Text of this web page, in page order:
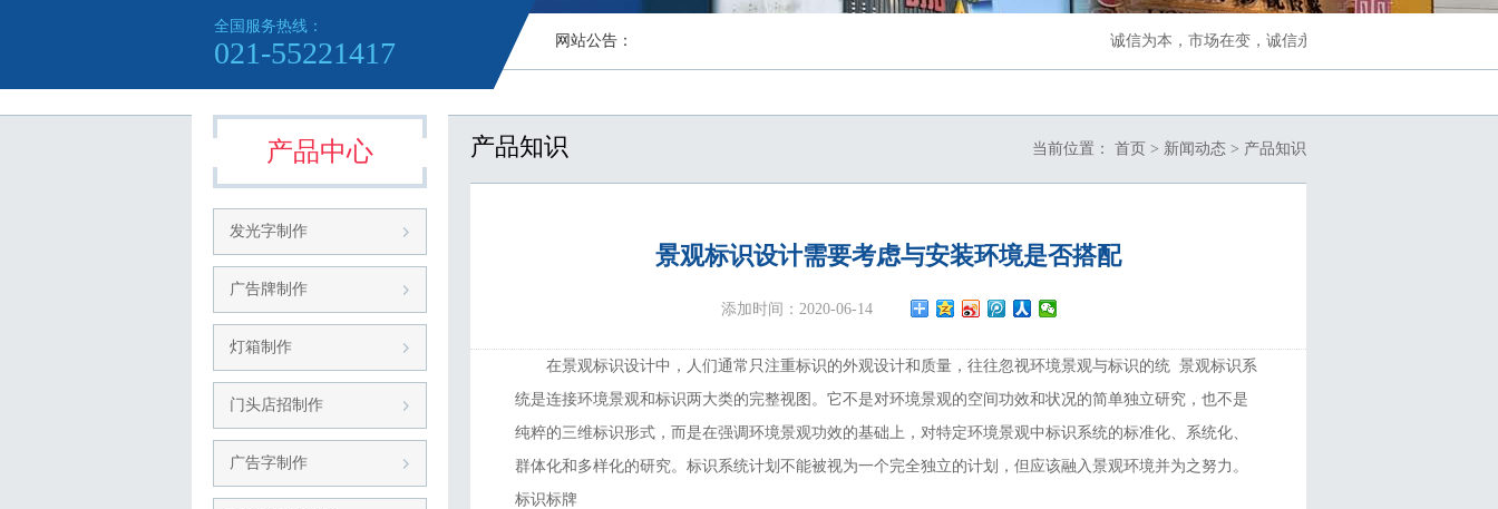
全国服务热线：
021-55221417 网站公告： 诚信为本，市场在变，诚信永远不变...
产品中心
发光字制作
广告牌制作
灯箱制作
门头店招制作
广告字制作
产品知识 当前位置： 首页 > 新闻动态 > 产品知识
景观标识设计需要考虑与安装环境是否搭配
添加时间：2020-06-14
在景观标识设计中，人们通常只注重标识的外观设计和质量，往往忽视环境景观与标识的统 景观标识系
统是连接环境景观和标识两大类的完整视图。它不是对环境景观的空间功效和状况的简单独立研究，也不是
纯粹的三维标识形式，而是在强调环境景观功效的基础上，对特定环境景观中标识系统的标准化、系统化、
群体化和多样化的研究。标识系统计划不能被视为一个完全独立的计划，但应该融入景观环境并为之努力。
标识标牌